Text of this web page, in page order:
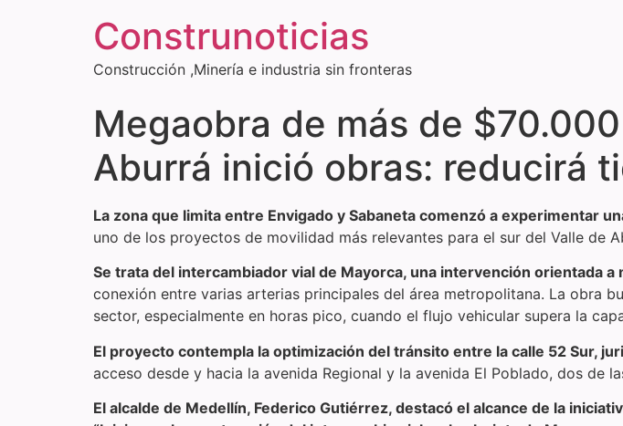
Construnoticias
Construcción ,Minería e industria sin fronteras
Megaobra de más de
Aburrá inició obras: reducirá
La zona que limita entre Envigado y Sabaneta comenzó a experimentar
uno de los proyectos de movilidad más relevantes para el sur del Valle de
Se trata del intercambiador vial de Mayorca, una intervención orientada
conexión entre varias arterias principales del área metropolitana. La obra
sector, especialmente en horas pico, cuando el flujo vehicular supera la
El proyecto contempla la optimización del tránsito entre la calle 52 Sur,
acceso desde y hacia la avenida Regional y la avenida El Poblado, dos de
El alcalde de Medellín, Federico Gutiérrez, destacó el alcance de la